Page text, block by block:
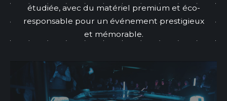
étudiée, avec du matériel premium et éco-
responsable pour un événement prestigieux
et mémorable.